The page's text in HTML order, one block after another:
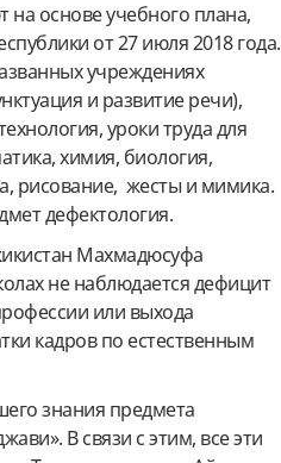
на основе учебного плана,
от 27 июля 2018 года.
учреждениях
и развитие речи),
уроки труда для
химия, биология,
рисование, жесты и мимика.
дефектология.
Махмадюсуфа
не наблюдается дефицит
или выхода
кадров по естественным
знания предмета
В связи с этим, все эти